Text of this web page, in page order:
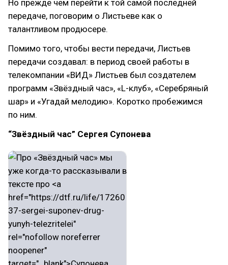
Но прежде чем перейти к той самой последней
передаче, поговорим о Листьеве как о
талантливом продюсере.
Помимо того, чтобы вести передачи, Листьев
передачи создавал: в период своей работы в
телекомпании «ВИД» Листьев был создателем
программ «Звёздный час», «L-клуб», «Серебряный
шар» и «Угадай мелодию». Коротко пробежимся
по ним.
“Звёздный час” Сергея Супонева